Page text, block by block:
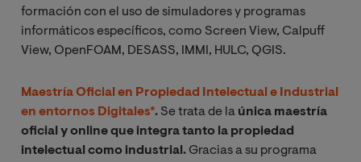
formación con el uso de simuladores y programas
informáticos específicos, como Screen View, Calpuff
View, OpenFOAM, DESASS, IMMI, HULC, QGIS.
Maestría Oficial en Propiedad Intelectual e Industrial
en entornos Digitales*. Se trata de la única maestría
oficial y online que integra tanto la propiedad
intelectual como industrial. Gracias a su programa